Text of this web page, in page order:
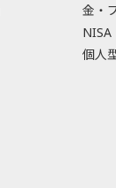
金・
NISA
個人